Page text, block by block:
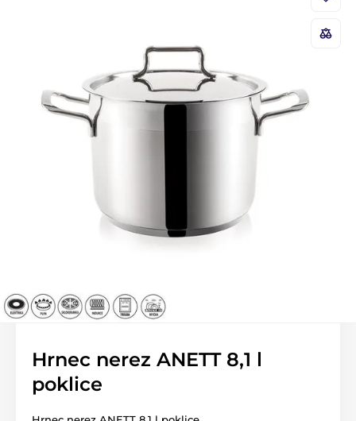
Hrnec nerez ANETT 8,1 l
poklice